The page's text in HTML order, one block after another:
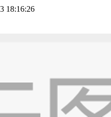
18:16:26